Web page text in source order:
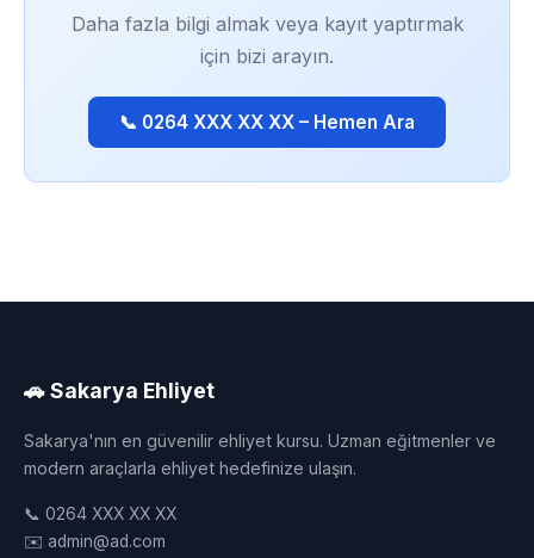
Daha fazla bilgi almak veya kayıt yaptırmak
için bizi arayın.
📞 0264 XXX XX XX – Hemen Ara
🚗 Sakarya Ehliyet
Sakarya'nın en güvenilir ehliyet kursu. Uzman eğitmenler ve
modern araçlarla ehliyet hedefinize ulaşın.
📞 0264 XXX XX XX
✉️ admin@ad.com